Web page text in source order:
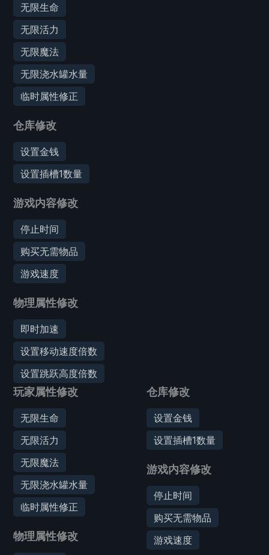
无限生命
无限活力
无限魔法
无限浇水罐水量
临时属性修正
仓库修改
设置金钱
设置插槽1数量
游戏内容修改
停止时间
购买无需物品
游戏速度
物理属性修改
即时加速
设置移动速度倍数
设置跳跃高度倍数
玩家属性修改
无限生命
无限活力
无限魔法
无限浇水罐水量
临时属性修正
物理属性修改
仓库修改
设置金钱
设置插槽1数量
游戏内容修改
停止时间
购买无需物品
游戏速度